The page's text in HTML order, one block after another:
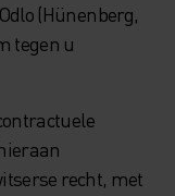
(Hünenberg,
tegen u
recht, met